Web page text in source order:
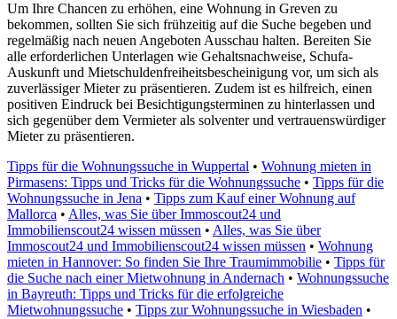
Um Ihre Chancen zu erhöhen, eine Wohnung in Greven zu
bekommen, sollten Sie sich frühzeitig auf die Suche begeben und
regelmäßig nach neuen Angeboten Ausschau halten. Bereiten Sie
alle erforderlichen Unterlagen wie Gehaltsnachweise, Schufa-
Auskunft und Mietschuldenfreiheitsbescheinigung vor, um sich als
zuverlässiger Mieter zu präsentieren. Zudem ist es hilfreich, einen
positiven Eindruck bei Besichtigungsterminen zu hinterlassen und
sich gegenüber dem Vermieter als solventer und vertrauenswürdiger
Mieter zu präsentieren.
Tipps für die Wohnungssuche in Wuppertal • Wohnung mieten in
Pirmasens: Tipps und Tricks für die Wohnungssuche • Tipps für die
Wohnungssuche in Jena • Tipps zum Kauf einer Wohnung auf
Mallorca • Alles, was Sie über Immoscout24 und
Immobilienscout24 wissen müssen • Alles, was Sie über
Immoscout24 und Immobilienscout24 wissen müssen • Wohnung
mieten in Hannover: So finden Sie Ihre Traumimmobilie • Tipps für
die Suche nach einer Mietwohnung in Andernach • Wohnungssuche
in Bayreuth: Tipps und Tricks für die erfolgreiche
Mietwohnungssuche • Tipps zur Wohnungssuche in Wiesbaden •